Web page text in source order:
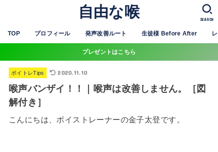
自由な喉
TOP プロフィール 発声改善ルート 生徒様 Before After
SEARCH
プレゼントはこちら
ボイトレTips 2020.11.10
喉声バンザイ！！｜喉声は改善しません。［図
解付き］
こんにちは、ボイストレーナーの金子太登です。